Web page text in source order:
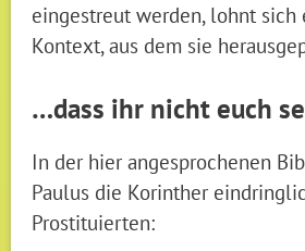
eingestreut werden, lohnt sich
Kontext, aus dem sie
…dass ihr nicht euch
In der hier angesprochenen
Paulus die Korinther
Prostituierten: